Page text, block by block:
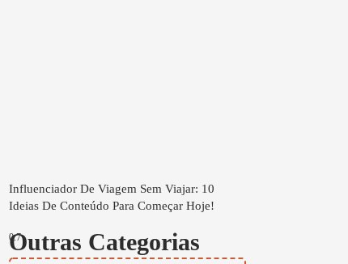
Influenciador De Viagem Sem Viajar: 10
Ideias De Conteúdo Para Começar Hoje!
Outras Categorias